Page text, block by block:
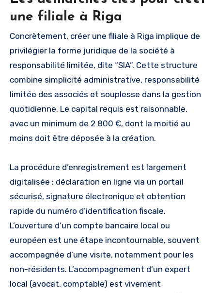
une filiale à Riga
Concrètement, créer une filiale à Riga implique de
privilégier la forme juridique de la société à
responsabilité limitée, dite “SIA”. Cette structure
combine simplicité administrative, responsabilité
limitée des associés et souplesse dans la gestion
quotidienne. Le capital requis est raisonnable,
avec un minimum de 2 800 €, dont la moitié au
moins doit être déposée à la création.
La procédure d’enregistrement est largement
digitalisée : déclaration en ligne via un portail
sécurisé, signature électronique et obtention
rapide du numéro d’identification fiscale.
L’ouverture d’un compte bancaire local ou
européen est une étape incontournable, souvent
accompagnée d’une visite, notamment pour les
non-résidents. L’accompagnement d’un expert
local (avocat, comptable) est vivement